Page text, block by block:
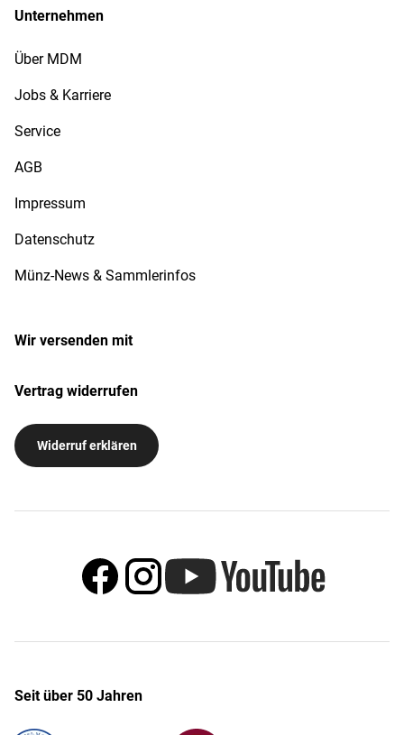
Unternehmen
Über MDM
Jobs & Karriere
Service
AGB
Impressum
Datenschutz
Münz-News & Sammlerinfos
Wir versenden mit
Vertrag widerrufen
Widerruf erklären
Seit über 50 Jahren